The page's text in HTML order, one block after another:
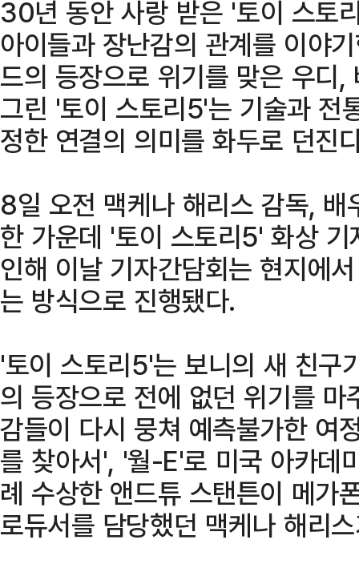
30년 동안 사랑 받은 '토이 스토
아이들과 장난감의 관계를 이야
드의 등장으로 위기를 맞은 우디
그린 '토이 스토리5'는 기술과 전
정한 연결의 의미를 화두로 던진
8일 오전 맥케나 해리스 감독,
한 가운데 '토이 스토리5' 화상
인해 이날 기자간담회는 현지에
는 방식으로 진행됐다.
'토이 스토리5'는 보니의 새 친구
의 등장으로 전에 없던 위기를
감들이 다시 뭉쳐 예측불가한 여
를 찾아서', '월-E'로 미국 아카데
례 수상한 앤드튜 스탠튼이 메가
로듀서를 담당했던 맥케나 해리